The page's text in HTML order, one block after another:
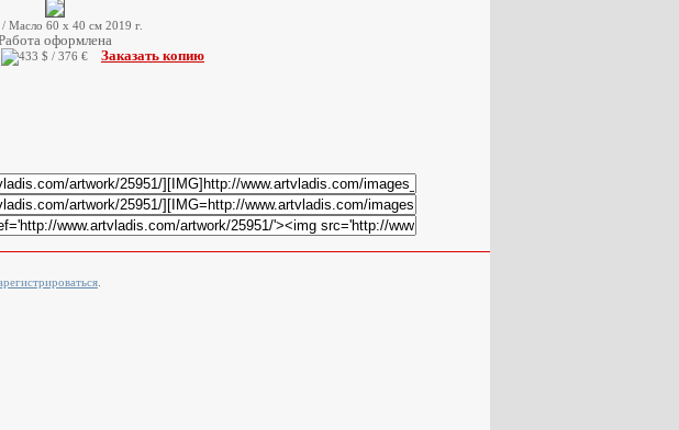
/ Масло 60 х 40 см 2019 г.
оформлена
Заказать копию